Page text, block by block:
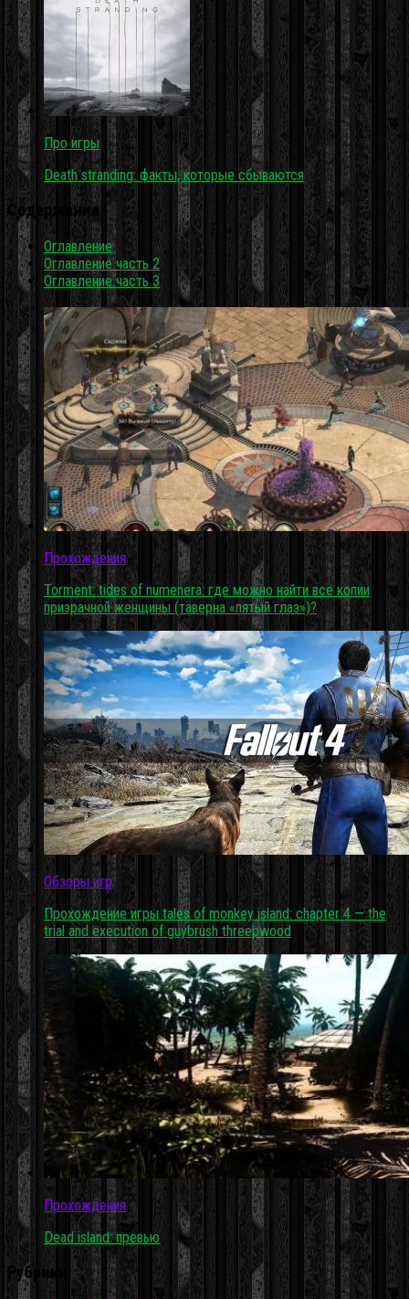
Про игры
Death stranding: факты, которые сбываются
Содержание
Оглавление
Оглавление часть 2
Оглавление часть 3
Прохождения
Torment: tides of numenera: где можно найти все копии
призрачной женщины (таверна «пятый глаз»)?
Обзоры игр
Прохождение игры tales of monkey island: chapter 4 — the
trial and execution of guybrush threepwood
Прохождения
Dead island: превью
Рубрики